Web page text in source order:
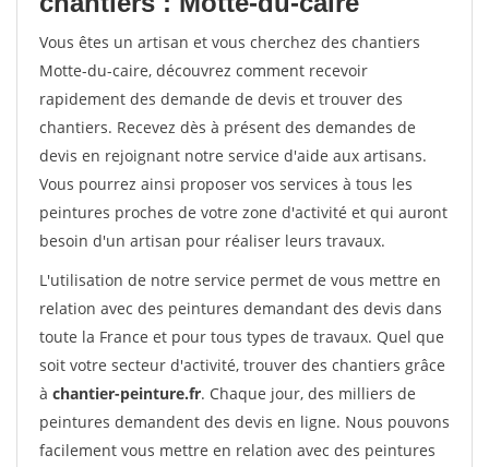
Vous êtes un artisan et vous cherchez des chantiers
Motte-du-caire, découvrez comment recevoir
rapidement des demande de devis et trouver des
chantiers. Recevez dès à présent des demandes de
devis en rejoignant notre service d'aide aux artisans.
Vous pourrez ainsi proposer vos services à tous les
peintures proches de votre zone d'activité et qui auront
besoin d'un artisan pour réaliser leurs travaux.
L'utilisation de notre service permet de vous mettre en
relation avec des peintures demandant des devis dans
toute la France et pour tous types de travaux. Quel que
soit votre secteur d'activité, trouver des chantiers grâce
à chantier-peinture.fr. Chaque jour, des milliers de
peintures demandent des devis en ligne. Nous pouvons
facilement vous mettre en relation avec des peintures